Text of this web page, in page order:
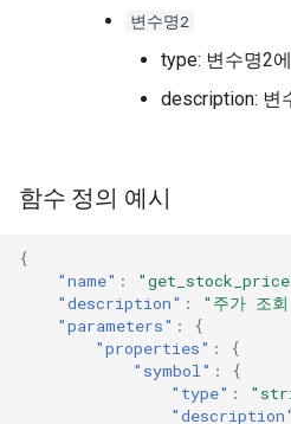
변수명2
type: 변수명2
description: 변
함수 정의 예시
{
"name" :
"description" : "주가 조
"parameters" :
{
"properties" :
{
"symbol" :
{
"type" :
"description"